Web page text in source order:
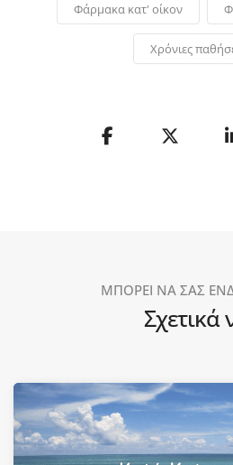
Φάρμακα κατ' οίκον
Χρόνιες
ΜΠΟΡΕΙ ΝΑ ΣΑΣ
Σχετικά